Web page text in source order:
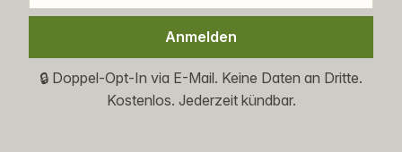
Anmelden
🔒 Doppel-Opt-In via E-Mail. Keine Daten an Dritte.
Kostenlos. Jederzeit kündbar.